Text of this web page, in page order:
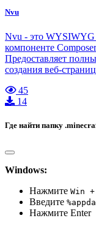
Nvu
Nvu - это
компоненте
Предоставляет
создания веб-
45
14
Где найти папку
Windows:
Нажмите Win
Введите
Нажмите Enter